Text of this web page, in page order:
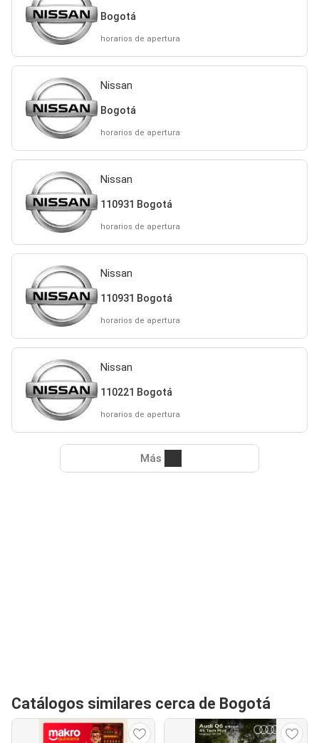
Bogotá
horarios de apertura
Nissan
Bogotá
horarios de apertura
Nissan
110931 Bogotá
horarios de apertura
Nissan
110931 Bogotá
horarios de apertura
Nissan
110221 Bogotá
horarios de apertura
Más
Catálogos similares cerca de Bogotá